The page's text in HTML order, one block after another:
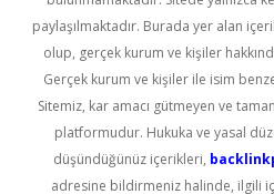
paylaşılmaktadır. Burada yer alan
olup, gerçek kurum ve kişiler
Gerçek kurum ve kişiler ile isim
Sitemiz, kar amacı gütmeyen ve
platformudur. Hukuka ve yasal
düşündüğünüz içerikleri,
adresine bildirmeniz halinde, ilgili